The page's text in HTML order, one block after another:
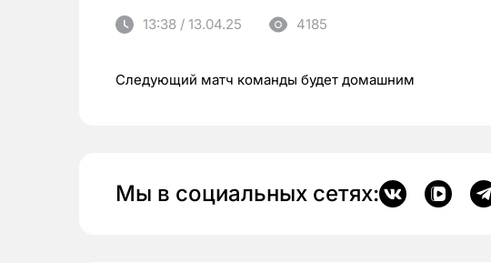
13:38 / 13.04.25 4185
Следующий матч команды будет домашним
Мы в социальных сетях: